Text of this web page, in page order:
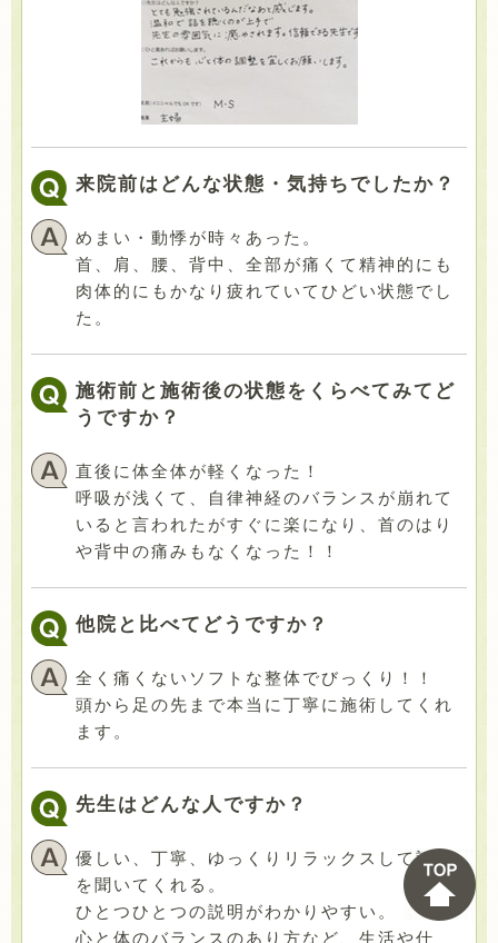
来院前はどんな状態・気持ちでしたか？
めまい・動悸が時々あった。
首、肩、腰、背中、全部が痛くて精神的にも
肉体的にもかなり疲れていてひどい状態でし
た。
施術前と施術後の状態をくらべてみてど
うですか？
直後に体全体が軽くなった！
呼吸が浅くて、自律神経のバランスが崩れて
いると言われたがすぐに楽になり、首のはり
や背中の痛みもなくなった！！
他院と比べてどうですか？
全く痛くないソフトな整体でびっくり！！
頭から足の先まで本当に丁寧に施術してくれ
ます。
先生はどんな人ですか？
優しい、丁寧、ゆっくりリラックスして話し
を聞いてくれる。
ひとつひとつの説明がわかりやすい。
心と体のバランスのあり方など、生活や仕